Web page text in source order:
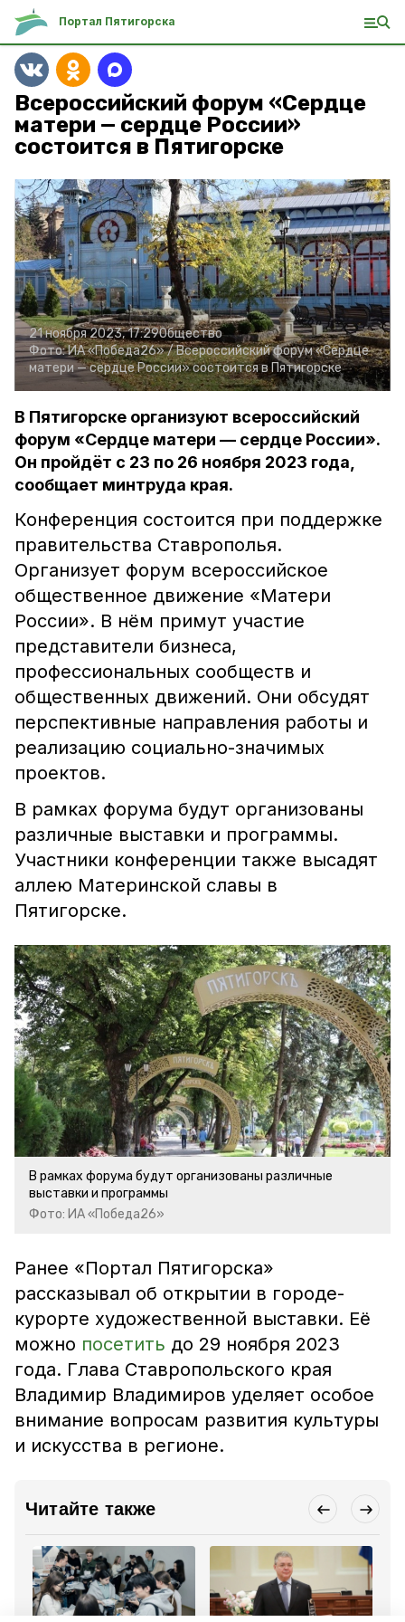
Портал Пятигорска
Всероссийский форум «Сердце
матери — сердце России»
состоится в Пятигорске
21 ноября 2023, 17:29Общество
Фото:ИА «Победа26» /Всероссийский форум «Сердце
матери — сердце России» состоится в Пятигорске
В Пятигорске организуют всероссийский
форум «Сердце матери — сердце России».
Он пройдёт с 23 по 26 ноября 2023 года,
сообщает минтруда края.
Конференция состоится при поддержке
правительства Ставрополья.
Организует форум всероссийское
общественное движение «Матери
России». В нём примут участие
представители бизнеса,
профессиональных сообществ и
общественных движений. Они обсудят
перспективные направления работы и
реализацию социально-значимых
проектов.
В рамках форума будут организованы
различные выставки и программы.
Участники конференции также высадят
аллею Материнской славы в
Пятигорске.
В рамках форума будут организованы различные
выставки и программы
Фото: ИА «Победа26»
Ранее «Портал Пятигорска»
рассказывал об открытии в городе-
курорте художественной выставки. Её
можно посетить до 29 ноября 2023
года. Глава Ставропольского края
Владимир Владимиров уделяет особое
внимание вопросам развития культуры
и искусства в регионе.
Читайте также